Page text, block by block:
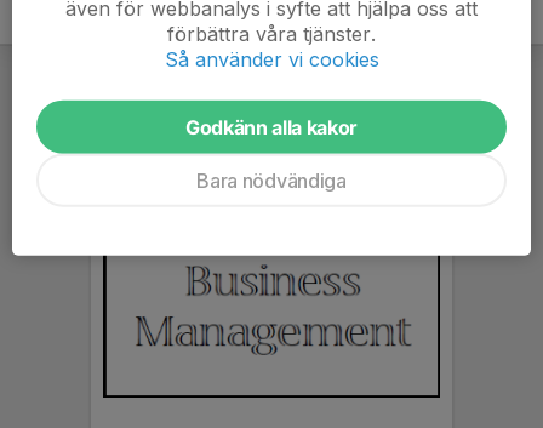
även för webbanalys i syfte att hjälpa oss att
förbättra våra tjänster.
Så använder vi cookies
Godkänn alla kakor
Bara nödvändiga